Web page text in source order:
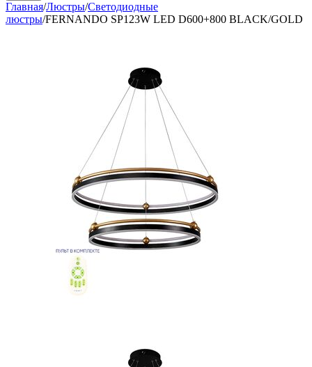
Главная/Люстры/Светодиодные
люстры/FERNANDO SP123W LED D600+800 BLACK/GOLD